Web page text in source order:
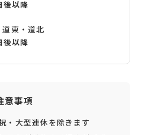
後以降
道東・道北
後以降
意事項
・大型連休を除きます